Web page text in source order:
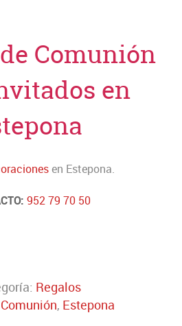
Comunión
en
en Estepona.
952 79 70 50
Regalos
Comunión, Estepona